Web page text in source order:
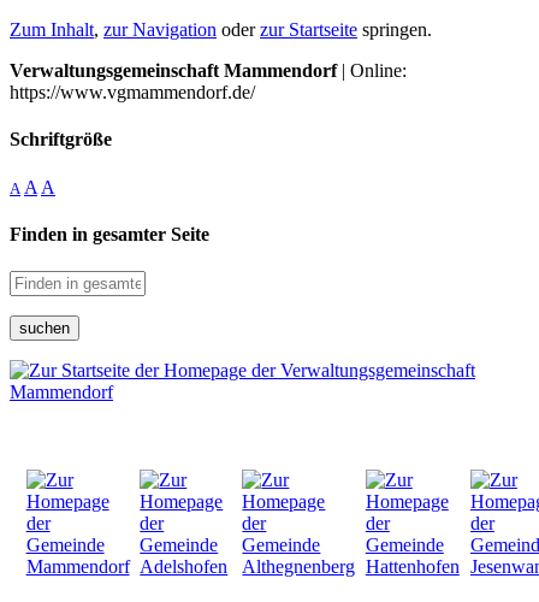
Zum Inhalt, zur Navigation oderzur Startseite springen.
Verwaltungsgemeinschaft Mammendorf| Online:
https://www.vgmammendorf.de/
Schriftgröße
A A A
Finden in gesamter Seite
suchen